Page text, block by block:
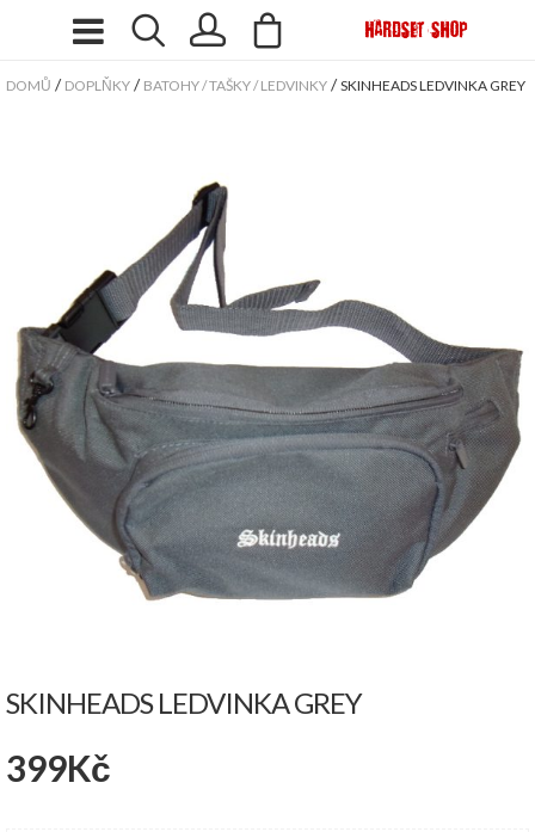
DOMŮ / DOPLŇKY / BATOHY / TAŠKY / LEDVINKY /SKINHEADS LEDVINKA GREY
SKINHEADS LEDVINKA GREY
399Kč